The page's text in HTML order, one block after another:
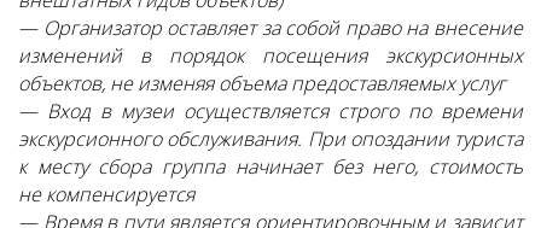
— Организатор оставляет за собой право на внесение
изменений в порядок посещения экскурсионных
объектов, не изменяя объема предоставляемых услуг
— Вход в музеи осуществляется строго по времени
экскурсионного обслуживания. При опоздании туриста
к месту сбора группа начинает без него, стоимость
не компенсируется
— Время в пути является ориентировочным и зависит